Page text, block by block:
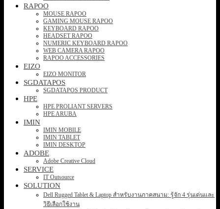
RAPOO
MOUSE RAPOO
GAMING MOUSE RAPOO
KEYBOARD RAPOO
HEADSET RAPOO
NUMERIC KEYBOARD RAPOO
WEB CAMERA RAPOO
RAPOO ACCESSORIES
EIZO
EIZO MONITOR
SGDATAPOS
SGDATAPOS PRODUCT
HPE
HPE PROLIANT SERVERS
HPE ARUBA
IMIN
IMIN MOBILE
IMIN TABLET
IMIN DESKTOP
ADOBE
Adobe Creative Cloud
SERVICE
IT Outsource
SOLUTION
Dell Rugged Tablet & Laptop สำหรับงานภาคสนาม: รู้จัก 4 รุ่นเด่นและ
วิธีเลือกใช้งาน